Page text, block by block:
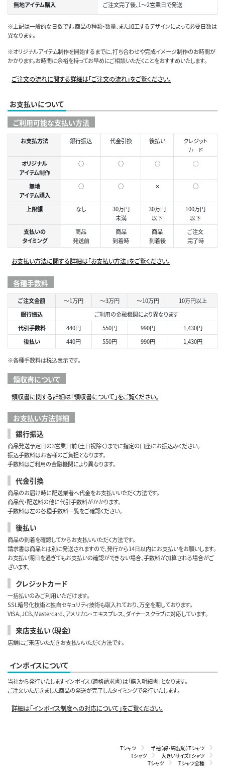
無地アイテム購入 ご注文完了後、1～2営業日で発送
※上記は一般的な日数です。商品の種類・数量、また加工するデザインによって必要日数は
異なります。
※オリジナルアイテム制作を開始するまでに、打ち合わせや完成イメージ制作のお時間が
かかります。お時間に余裕を持ってお早めにご相談いただくことをおすすめいたします。
ご注文の流れに関する詳細は「ご注文の流れ」をご覧ください。
お支払いについて
ご利用可能な支払い方法
お支払方法 銀行振込 代金引換 後払い
クレジット
カード
オリジナル
アイテム制作
○ ○ ○ ◯
無地
アイテム購入
○ ○ ✕ ○
上限額 なし
30万円
未満
30万円
以下
100万円
以下
支払いの
タイミング
商品
発送前
商品
到着時
商品
到着後
ご注文
完了時
お支払い方法に関する詳細は「お支払い方法」をご覧ください。
各種手数料
ご注文金額 ～1万円 ～3万円 ～10万円
10万円以上
銀行振込
ご利用の金融機関により異なります
代引手数料
440円 550円 990円
1,430円
後払い
440円 550円 990円 1,430円
※各種手数料は税込表示です。
領収書について
領収書に関する詳細は「領収書について」をご覧ください。
お支払い方法詳細
銀行振込
商品発送予定日の3営業日前（土日祝除く）までに指定の口座にお振込みください。
振込手数料はお客様のご負担となります。
手数料はご利用の金融機関により異なります。
代金引換
商品のお届け時に配送業者へ代金をお支払いいただく方法です。
商品代・配送料の他に代引手数料がかかります。
手数料は左の各種手数料一覧をご確認ください。
後払い
商品の到着を確認してからお支払いいただく方法です。
請求書は商品とは別に発送されますので、発行から14日以内にお支払いをお願いします。
お支払い期日を過ぎてもお支払いの確認ができない場合、手数料が加算される場合がご
ざいます。
クレジットカード
一括払いのみご利用いただけます。
SSL暗号化技術と独自セキュリティ技術も取入れており、万全を期しております。
VISA、JCB、Mastercard、アメリカン・エキスプレス、ダイナースクラブに対応しています。
来店支払い（現金）
店舗にご来店いただきお支払いいただく方法です。
インボイスについて
当社から発行いたしますインボイス（適格請求書）は「購入明細書」となります。
ご注文いただきました商品の発送が完了したタイミングで発行いたします。
詳細は「インボイス制度への対応について」をご覧ください。
Tシャツ
半袖（綿・綿混紡）Tシャツ
Tシャツ
大きいサイズTシャツ
Tシャツ
Tシャツ全種